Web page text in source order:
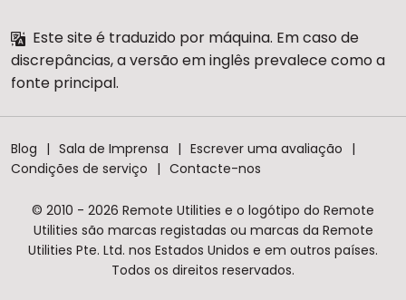
Este site é traduzido por máquina. Em caso de
discrepâncias, a versão em inglês prevalece como a
fonte principal.
Blog Sala de Imprensa
Escrever uma avaliação
Condições de serviço
Contacte-nos
© 2010 - 2026 Remote Utilities e o logótipo do Remote
Utilities são marcas registadas ou marcas da Remote
Utilities Pte. Ltd. nos Estados Unidos e em outros países.
Todos os direitos reservados.